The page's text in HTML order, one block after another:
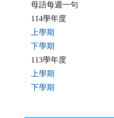
母語每週一句
114學年度
上學期
下學期
113學年度
上學期
下學期